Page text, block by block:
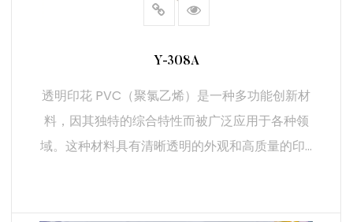
Y-308A
透明印花 PVC（聚氯乙烯）是一种多功能创新材
料，因其独特的综合特性而被广泛应用于各种领
域。这种材料具有清晰透明的外观和高质量的印...